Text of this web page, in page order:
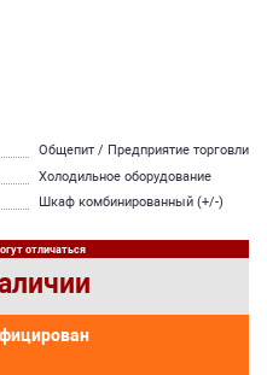
Общепит / Предприятие торговли
Холодильное оборудование
Шкаф комбинированный (+/-)
отличаться